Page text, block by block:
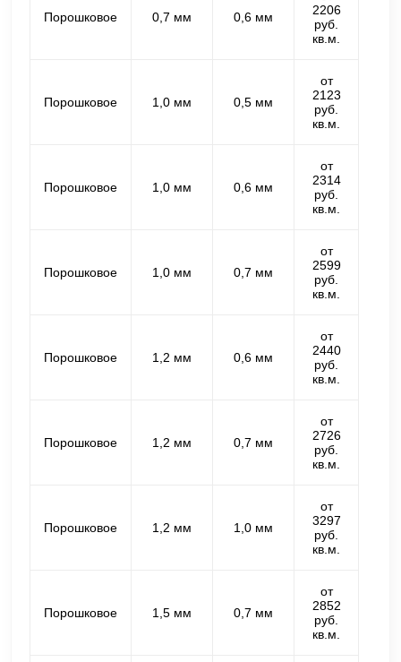
Порошковое 0,7 мм 0,6 мм
2206
руб.
кв.м.
Порошковое 1,0 мм 0,5 мм
от
2123
руб.
кв.м.
Порошковое 1,0 мм 0,6 мм
от
2314
руб.
кв.м.
Порошковое 1,0 мм 0,7 мм
от
2599
руб.
кв.м.
Порошковое 1,2 мм 0,6 мм
от
2440
руб.
кв.м.
Порошковое 1,2 мм 0,7 мм
от
2726
руб.
кв.м.
Порошковое 1,2 мм 1,0 мм
от
3297
руб.
кв.м.
Порошковое 1,5 мм 0,7 мм
от
2852
руб.
кв.м.